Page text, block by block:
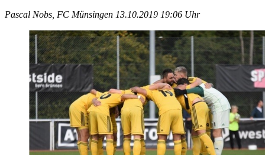
Pascal Nobs, FC Münsingen 13.10.2019 19:06 Uhr